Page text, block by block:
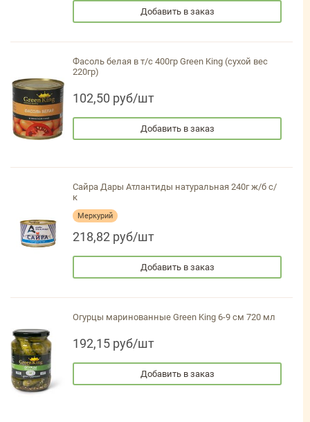
Добавить в заказ
Фасоль белая в т/с 400гр Green King (сухой вес
220гр)
102,50 руб/шт
Добавить в заказ
Сайра Дары Атлантиды натуральная 240г ж/б с/
к
Меркурий
218,82 руб/шт
Добавить в заказ
Огурцы маринованные Green King 6-9 см 720 мл
192,15 руб/шт
Добавить в заказ